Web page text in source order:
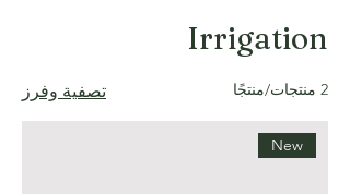
Irrigation
2 منتجات/منتجًا تصفية وفرز
New